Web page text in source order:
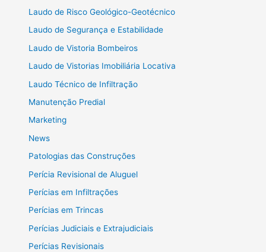
Laudo de Risco Geológico-Geotécnico
Laudo de Segurança e Estabilidade
Laudo de Vistoria Bombeiros
Laudo de Vistorias Imobiliária Locativa
Laudo Técnico de Infiltração
Manutenção Predial
Marketing
News
Patologias das Construções
Perícia Revisional de Aluguel
Perícias em Infiltrações
Perícias em Trincas
Perícias Judiciais e Extrajudiciais
Perícias Revisionais